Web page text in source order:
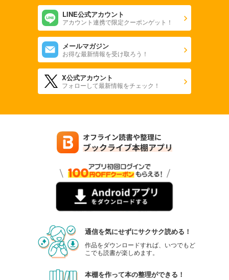
LINE公式アカウント
アカウント連携で限定クーポンゲット！
メールマガジン
お得な最新情報を受け取ろう！
X公式アカウント
フォローして最新情報をチェック！
通信を気にせずにサクサク読める！
作品をダウンロードすれば、いつでもど
こでも読書が楽しめます。
本棚を作って本の整理ができる！